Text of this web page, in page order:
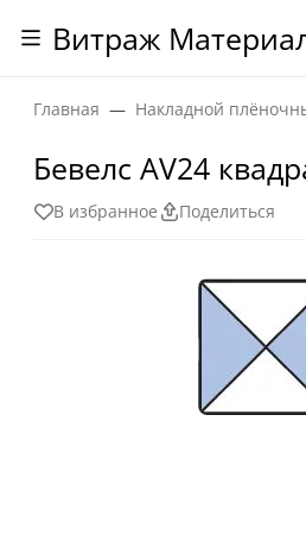
Витраж
Главная Накладной
Бевелс AV24
В избранное Поделиться